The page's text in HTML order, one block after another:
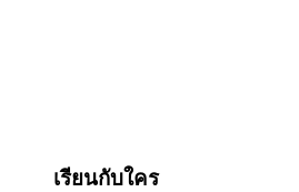
เรียนกับใคร